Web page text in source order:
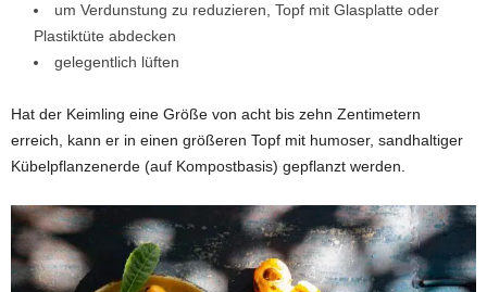
um Verdunstung zu reduzieren, Topf mit Glasplatte oder
Plastiktüte abdecken
gelegentlich lüften
Hat der Keimling eine Größe von acht bis zehn Zentimetern
erreich, kann er in einen größeren Topf mit humoser, sandhaltiger
Kübelpflanzenerde (auf Kompostbasis) gepflanzt werden.